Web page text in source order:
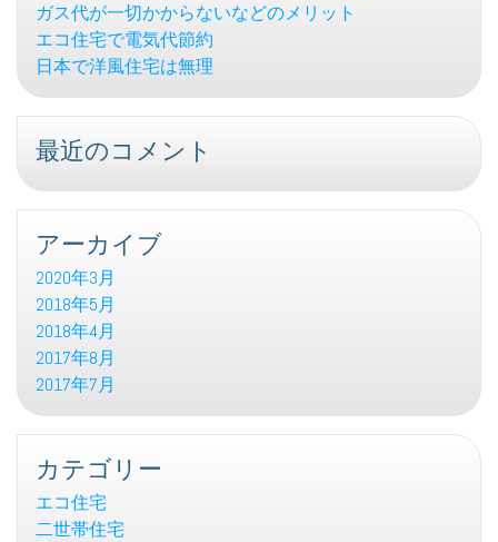
ガス代が一切かからないなどのメリット
エコ住宅で電気代節約
日本で洋風住宅は無理
最近のコメント
アーカイブ
2020年3月
2018年5月
2018年4月
2017年8月
2017年7月
カテゴリー
エコ住宅
二世帯住宅